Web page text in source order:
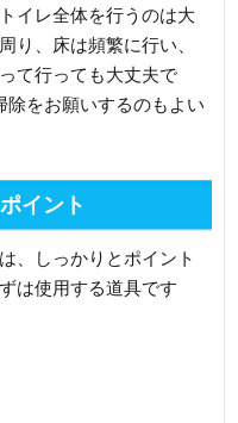
イレ全体を行うのは大
り、床は頻繁に行い、
て行っても大丈夫で
除をお願いするのもよい
イント
、しっかりとポイント
は使用する道具です